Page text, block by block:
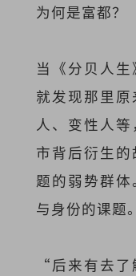
为何是富都？
当《分贝人
就发现那里
人、变性人
市背后衍生
题的弱势群
与身份的课题。
“后来有去